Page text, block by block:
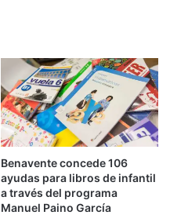
Benavente concede 106
ayudas para libros de infantil
a través del programa
Manuel Paino García